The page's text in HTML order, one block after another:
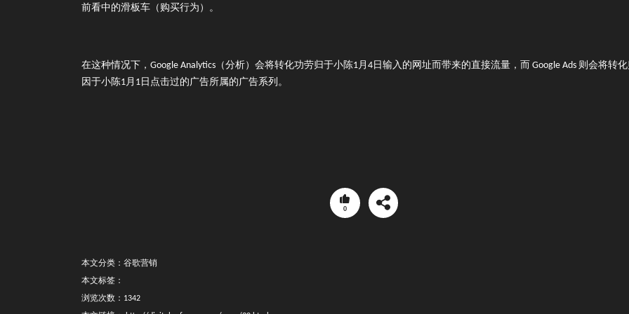
前看中的滑板车（购买行为）。
在这种情况下，Google Analytics（分析）会将转化功劳归于小陈1月4日输入的网址而带来的直接流量，而 Google Ads 则会将转
因于小陈1月1日点击过的广告所属的广告系列。
0
本文分类：谷歌营销
本文标签：
浏览次数：1342